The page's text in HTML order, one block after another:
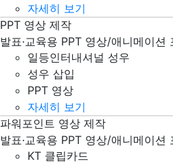
자세히 보기
일등인터내셔널 PPT 파워포인트
PPT 영상 제작
발표·교육용 PPT 영상/애니메이션
일등인터내셔널 성우
성우 삽입
PPT 영상
자세히 보기
KT 클립카드 PPT 파워포인트 애니
파워포인트 영상 제작
발표·교육용 PPT 영상/애니메이션
KT 클립카드